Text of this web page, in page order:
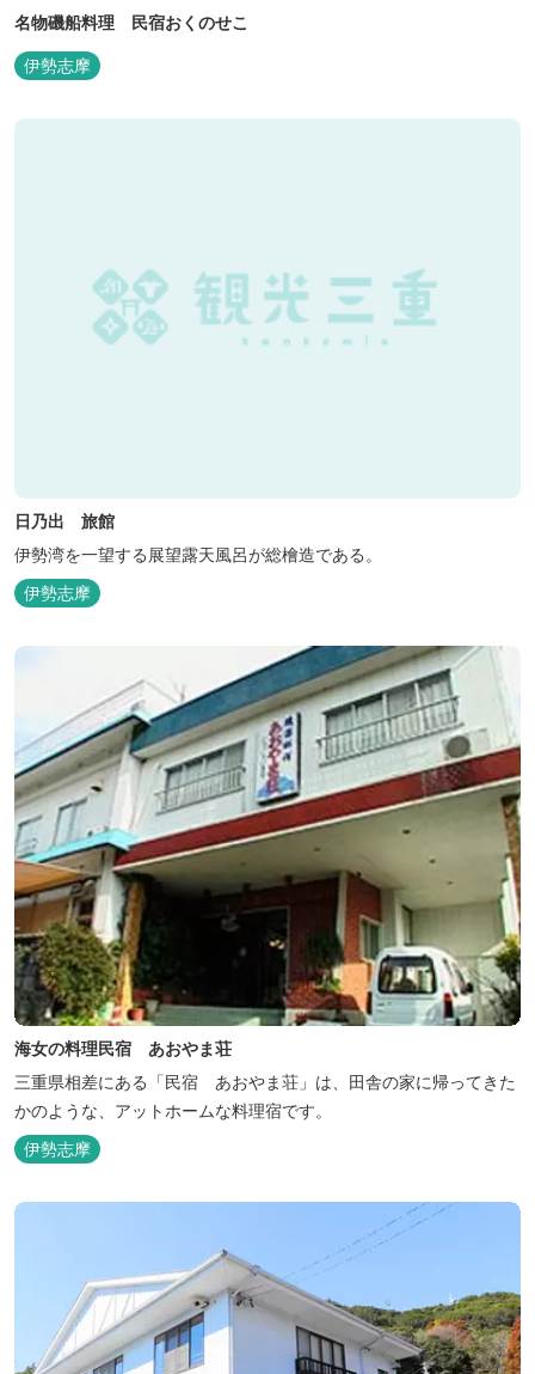
名物磯船料理 民宿おくのせこ
伊勢志摩
日乃出 旅館
伊勢湾を一望する展望露天風呂が総檜造である。
伊勢志摩
海女の料理民宿 あおやま荘
三重県相差にある「民宿 あおやま荘」は、田舎の家に帰ってきた
かのような、アットホームな料理宿です。
伊勢志摩